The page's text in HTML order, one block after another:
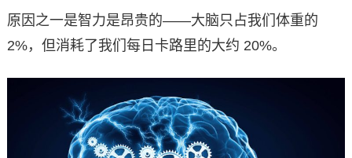
原因之一是智力是昂贵的——大脑只占我们体重的
2%，但消耗了我们每日卡路里的大约 20%。